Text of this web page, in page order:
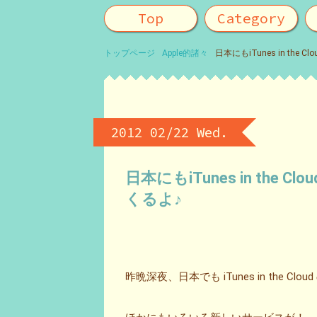
Top Category
トップページ Apple的諸々 日本にもiTunes in the
2012 02/22 Wed.
日本にもiTunes in the
くるよ♪
昨晩深夜、日本でも iTunes in the